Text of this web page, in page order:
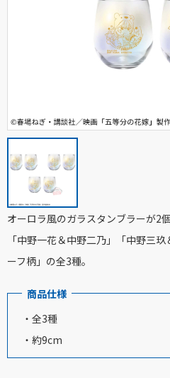
オーロラ風のガラスタンブラーが2
「中野一花＆中野二乃」「中野三
ーフ柄」の全3種。
商品仕様
・全3種
・約9cm